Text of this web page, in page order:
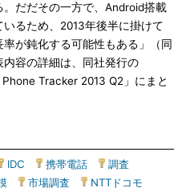
だだその一方で、Android搭載
るため、2013年後半に掛けて
が鈍化する可能性もある」（同
容の詳細は、同社発行の
Tracker 2013 Q2」にまと
IDC 携帯電話 調査
市場調査 NTTドコモ